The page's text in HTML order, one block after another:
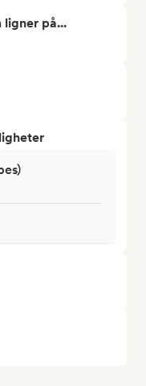
ligner på...